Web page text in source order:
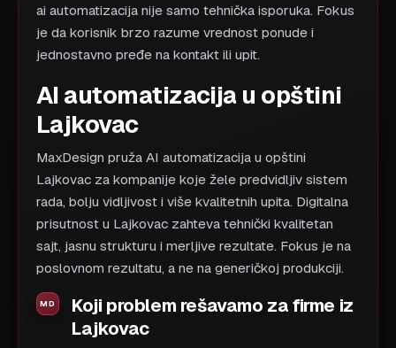
ai automatizacija nije samo tehnička isporuka. Fokus
je da korisnik brzo razume vrednost ponude i
jednostavno pređe na kontakt ili upit.
AI automatizacija u opštini
Lajkovac
MaxDesign pruža AI automatizacija u opštini
Lajkovac za kompanije koje žele predvidljiv sistem
rada, bolju vidljivost i više kvalitetnih upita. Digitalna
prisutnost u Lajkovac zahteva tehnički kvalitetan
sajt, jasnu strukturu i merljive rezultate. Fokus je na
poslovnom rezultatu, a ne na generičkoj produkciji.
Koji problem rešavamo za firme iz
Lajkovac